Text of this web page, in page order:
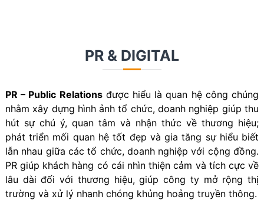
PR & DIGITAL
PR – Public Relationsđược hiểu là quan hệ công chúng
nhằm xây dựng hình ảnh tổ chức, doanh nghiệp giúp thu
hút sự chú ý, quan tâm và nhận thức về thương hiệu;
phát triển mối quan hệ tốt đẹp và gia tăng sự hiểu biết
lẫn nhau giữa các tổ chức, doanh nghiệp với cộng đồng.
PR giúp khách hàng có cái nhìn thiện cảm và tích cực về
lâu dài đối với thương hiệu, giúp công ty mở rộng thị
trường và xử lý nhanh chóng khủng hoảng truyền thông.